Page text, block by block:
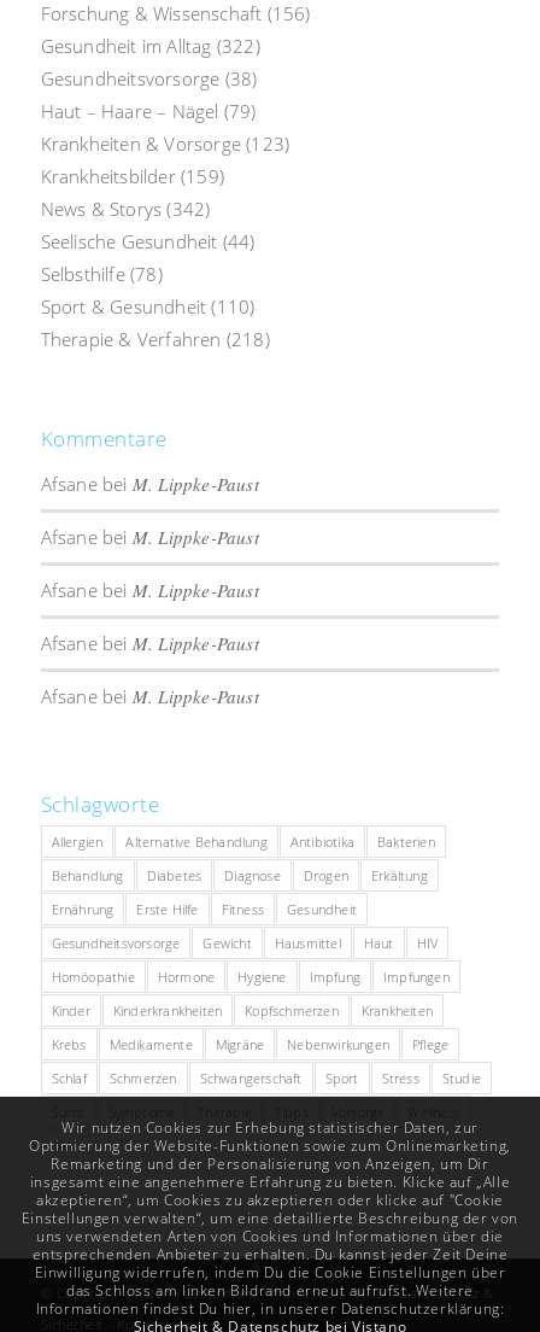
Forschung & Wissenschaft (156)
Gesundheit im Alltag (322)
Gesundheitsvorsorge (38)
Haut – Haare – Nägel (79)
Krankheiten & Vorsorge (123)
Krankheitsbilder(159)
News & Storys (342)
Seelische Gesundheit (44)
Selbsthilfe(78)
Sport & Gesundheit (110)
Therapie & Verfahren (218)
Kommentare
Afsanebei M. Lippke-Paust
Afsanebei M. Lippke-Paust
Afsanebei M. Lippke-Paust
Afsanebei M. Lippke-Paust
Afsanebei M. Lippke-Paust
Schlagworte
Allergien Alternative Behandlung Antibiotika
Bakterien
Behandlung
Diabetes Diagnose Drogen
Erkältung
Ernährung
Erste Hilfe Fitness
Gesundheit
Gesundheitsvorsorge
Gewicht Hausmittel Haut
HIV
Homöopathie
Hormone Hygiene Impfung
Impfungen
Kinder
Kinderkrankheiten Kopfschmerzen
Krankheiten
Krebs
Medikamente Migräne Nebenwirkungen
Pflege
Schlaf
Schmerzen Schwangerschaft Sport Stress
Studie
Zähne
© Copyright -Vistano Gesundheit -Impressum-AGB-Datenschutz &
Sicherheit
Kundenlogin
Wir nutzen Cookies zur Erhebung statistischer Daten, zur
Optimierung der Website-Funktionen sowie zum Onlinemarketing,
Remarketing und der Personalisierung von Anzeigen, um Dir
insgesamt eine angenehmere Erfahrung zu bieten. Klicke auf „Alle
akzeptieren“, um Cookies zu akzeptieren oder klicke auf "Cookie
Einstellungen verwalten“, um eine detaillierte Beschreibung der von
uns verwendeten Arten von Cookies und Informationen über die
entsprechenden Anbieter zu erhalten. Du kannst jeder Zeit Deine
Einwilligung widerrufen, indem Du die Cookie Einstellungen über
das Schloss am linken Bildrand erneut aufrufst. Weitere
Informationen findest Du hier, in unserer Datenschutzerklärung:
Sicherheit & Datenschutz bei Vistano